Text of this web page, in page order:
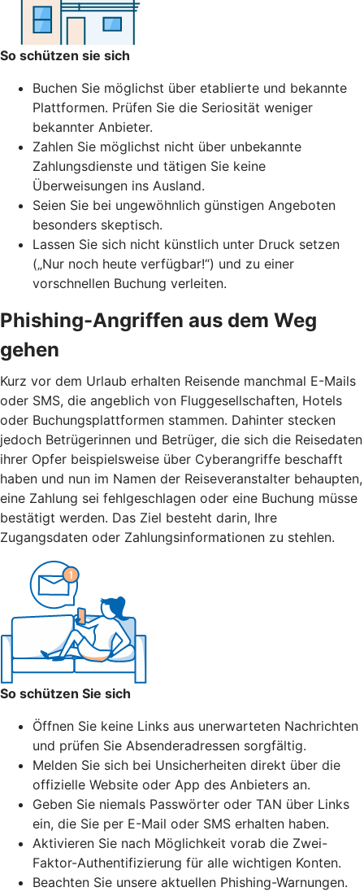
So schützen sie sich
Buchen Sie möglichst über etablierte und bekannte
Plattformen. Prüfen Sie die Seriosität weniger
bekannter Anbieter.
Zahlen Sie möglichst nicht über unbekannte
Zahlungsdienste und tätigen Sie keine
Überweisungen ins Ausland.
Seien Sie bei ungewöhnlich günstigen Angeboten
besonders skeptisch.
Lassen Sie sich nicht künstlich unter Druck setzen
(„Nur noch heute verfügbar!“) und zu einer
vorschnellen Buchung verleiten.
Phishing-Angriffen aus dem Weg
gehen
Kurz vor dem Urlaub erhalten Reisende manchmal E-Mails
oder SMS, die angeblich von Fluggesellschaften, Hotels
oder Buchungsplattformen stammen. Dahinter stecken
jedoch Betrügerinnen und Betrüger, die sich die Reisedaten
ihrer Opfer beispielsweise über Cyberangriffe beschafft
haben und nun im Namen der Reiseveranstalter behaupten,
eine Zahlung sei fehlgeschlagen oder eine Buchung müsse
bestätigt werden. Das Ziel besteht darin, Ihre
Zugangsdaten oder Zahlungsinformationen zu stehlen.
So schützen Sie sich
Öffnen Sie keine Links aus unerwarteten Nachrichten
und prüfen Sie Absenderadressen sorgfältig.
Melden Sie sich bei Unsicherheiten direkt über die
offizielle Website oder App des Anbieters an.
Geben Sie niemals Passwörter oder TAN über Links
ein, die Sie per E-Mail oder SMS erhalten haben.
Aktivieren Sie nach Möglichkeit vorab die Zwei-
Faktor-Authentifizierung für alle wichtigen Konten.
Beachten Sie unsere aktuellen Phishing-Warnungen.